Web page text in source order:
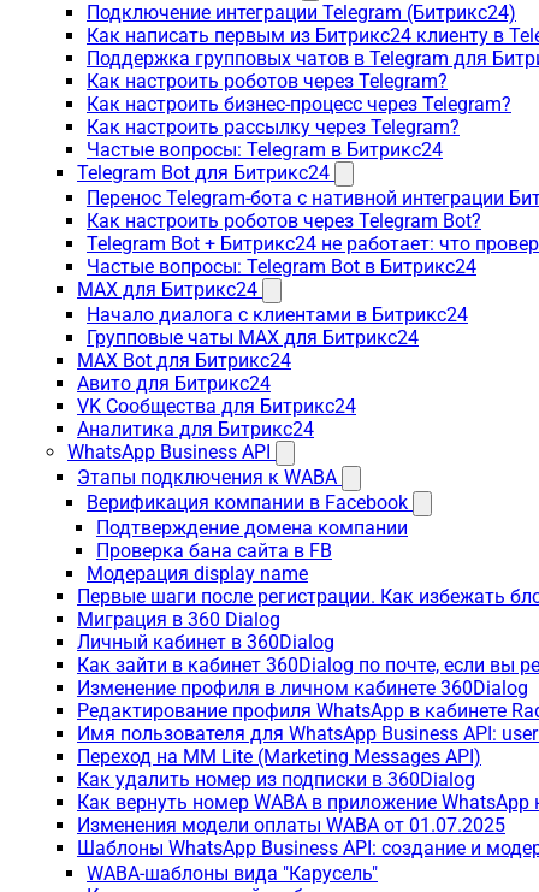
Подключение интеграции Telegram (Битрикс24)
Как написать первым из Битрикс24 клиенту в
Поддержка групповых чатов в Telegram для
Как настроить роботов через Telegram?
Как настроить бизнес-процесс через Telegram?
Как настроить рассылку через Telegram?
Частые вопросы: Telegram в Битрикс24
Telegram Bot для Битрикс24
Перенос Telegram-бота с нативной интеграции
Как настроить роботов через Telegram Bot?
Telegram Bot + Битрикс24 не работает: что
Частые вопросы: Telegram Bot в Битрикс24
MAX для Битрикс24
Начало диалога с клиентами в Битрикс24
Групповые чаты MAX для Битрикс24
MAX Bot для Битрикс24
Авито для Битрикс24
VK Сообщества для Битрикс24
Аналитика для Битрикс24
WhatsApp Business API
Этапы подключения к WABA
Верификация компании в Facebook
Подтверждение домена компании
Проверка бана сайта в FB
Модерация display name
Первые шаги после регистрации. Как избежать
Миграция в 360 Dialog
Личный кабинет в 360Dialog
Как зайти в кабинет 360Dialog по почте, если вы
Изменение профиля в личном кабинете 360Dialog
Редактирование профиля WhatsApp в кабинете
Имя пользователя для WhatsApp Business API:
Переход на MM Lite (Marketing Messages API)
Как удалить номер из подписки в 360Dialog
Как вернуть номер WABA в приложение WhatsApp
Изменения модели оплаты WABA от 01.07.2025
Шаблоны WhatsApp Business API: создание и
WABA-шаблоны вида "Карусель"